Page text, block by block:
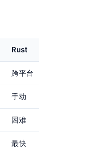
Rust
跨平台
手动
困难
最快